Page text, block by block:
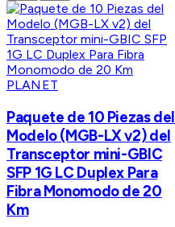
PLANET
Paquete de 10 Piezas del
Modelo (MGB-LX v2) del
Transceptor mini-GBIC
SFP 1G LC Duplex Para
Fibra Monomodo de 20
Km